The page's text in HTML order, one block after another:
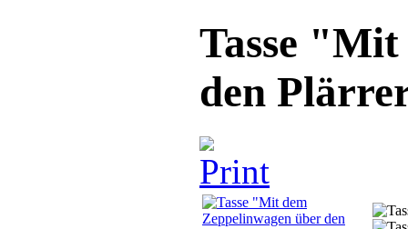
Tasse "Mit
den